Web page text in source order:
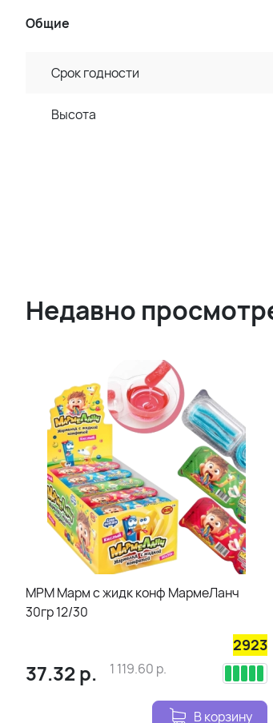
Общие
Срок годности
Высота
Недавно
МРМ Марм с жидк конф МармеЛанч
30гр 12/30
2923
37.32 р. 1 119.60 р.
В корзину